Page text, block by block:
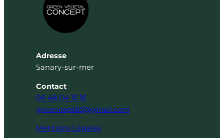
Adresse
Sanary-sur-mer
Contact
06 48 04 15 16
gvconcept83@gmail.com
Mentions Légales